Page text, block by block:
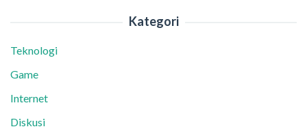
Kategori
Teknologi
Game
Internet
Diskusi